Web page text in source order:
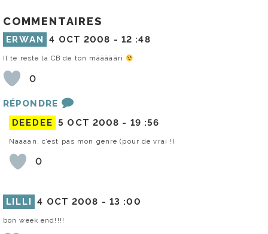
COMMENTAIRES
ERWAN 4 OCT 2008 - 12 :48
Il te reste la CB de ton mâââââri
0
RÉPONDRE
DEEDEE 5 OCT 2008 - 19 :56
Naaaan, c’est pas mon genre (pour de vrai !)
0
LILLI 4 OCT 2008 - 13 :00
bon week end!!!!